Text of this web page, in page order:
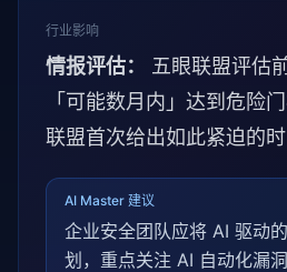
行业影响
情报评估：
五眼联盟评估
「可能数月内」达到危险
联盟首次给出如此紧迫的时
AI Master 建议
企业安全团队应将 AI 驱动
划，重点关注 AI 自动化漏